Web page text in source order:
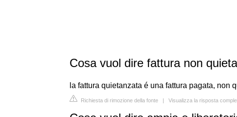
Cosa vuol dire fattura non
la fattura quietanzata é una fattura pagata, non
Richiesta di rimozione della fonte | Visualizza la risposta